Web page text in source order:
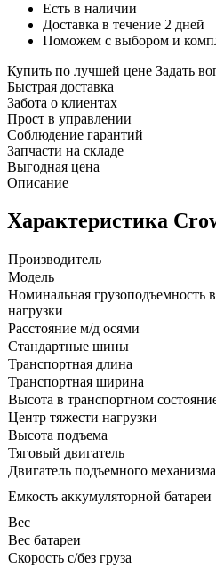
Есть в наличии
Доставка в течение 2 дней
Поможем с выбором и
Купить по лучшей цене Задать
Быстрая доставка
Забота о клиентах
Прост в управлении
Соблюдение гарантий
Запчасти на складе
Выгодная цена
Описание
Характеристика
Производитель
Модель
Номинальная грузоподъемность
нагрузки
Расстояние м/д осями
Стандартные шины
Транспортная длина
Транспортная ширина
Высота в транспортном
Центр тяжести нагрузки
Высота подъема
Тяговый двигатель
Двигатель подъемного механизма
Емкость аккумуляторной батареи
Вес
Вес батареи
Скорость с/без груза